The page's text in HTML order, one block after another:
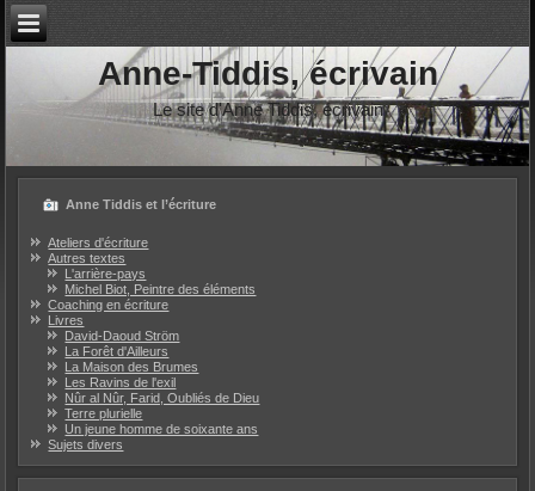
Anne-Tiddis, écrivain
Le site d'Anne Tiddis, écrivain
Anne Tiddis et l’écriture
Ateliers d'écriture
Autres textes
L'arrière-pays
Michel Biot, Peintre des éléments
Coaching en écriture
Livres
David-Daoud Ström
La Forêt d'Ailleurs
La Maison des Brumes
Les Ravins de l'exil
Nûr al Nûr, Farid, Oubliés de Dieu
Terre plurielle
Un jeune homme de soixante ans
Sujets divers